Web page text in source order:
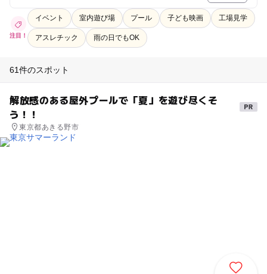
注目！
イベント 室内遊び場 プール 子ども映画 工場見学
アスレチック 雨の日でもOK
61件のスポット
解放感のある屋外プールで「夏」を遊び尽くそ
う！！
東京都あきる野市